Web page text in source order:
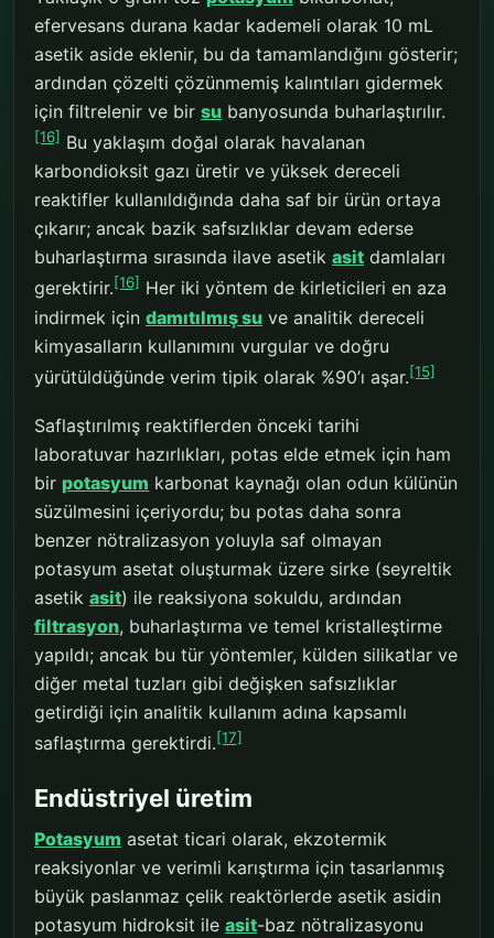
efervesans durana kadar kademeli olarak 10 mL
asetik aside eklenir, bu da tamamlandığını gösterir;
ardından çözelti çözünmemiş kalıntıları gidermek
için filtrelenir ve bir su banyosunda buharlaştırılır.
[16] Bu yaklaşım doğal olarak havalanan
karbondioksit gazı üretir ve yüksek dereceli
reaktifler kullanıldığında daha saf bir ürün ortaya
çıkarır; ancak bazik safsızlıklar devam ederse
buharlaştırma sırasında ilave asetik asit damlaları
gerektirir.[16] Her iki yöntem de kirleticileri en aza
indirmek için damıtılmış su ve analitik dereceli
kimyasalların kullanımını vurgular ve doğru
yürütüldüğünde verim tipik olarak %90’ı aşar.[15]
Saflaştırılmış reaktiflerden önceki tarihi
laboratuvar hazırlıkları, potas elde etmek için ham
bir potasyum karbonat kaynağı olan odun külünün
süzülmesini içeriyordu; bu potas daha sonra
benzer nötralizasyon yoluyla saf olmayan
potasyum asetat oluşturmak üzere sirke (seyreltik
asetik asit) ile reaksiyona sokuldu, ardından
filtrasyon, buharlaştırma ve temel kristalleştirme
yapıldı; ancak bu tür yöntemler, külden silikatlar ve
diğer metal tuzları gibi değişken safsızlıklar
getirdiği için analitik kullanım adına kapsamlı
saflaştırma gerektirdi.[17]
Endüstriyel üretim
Potasyum asetat ticari olarak, ekzotermik
reaksiyonlar ve verimli karıştırma için tasarlanmış
büyük paslanmaz çelik reaktörlerde asetik asidin
potasyum hidroksit ile asit-baz nötralizasyonu